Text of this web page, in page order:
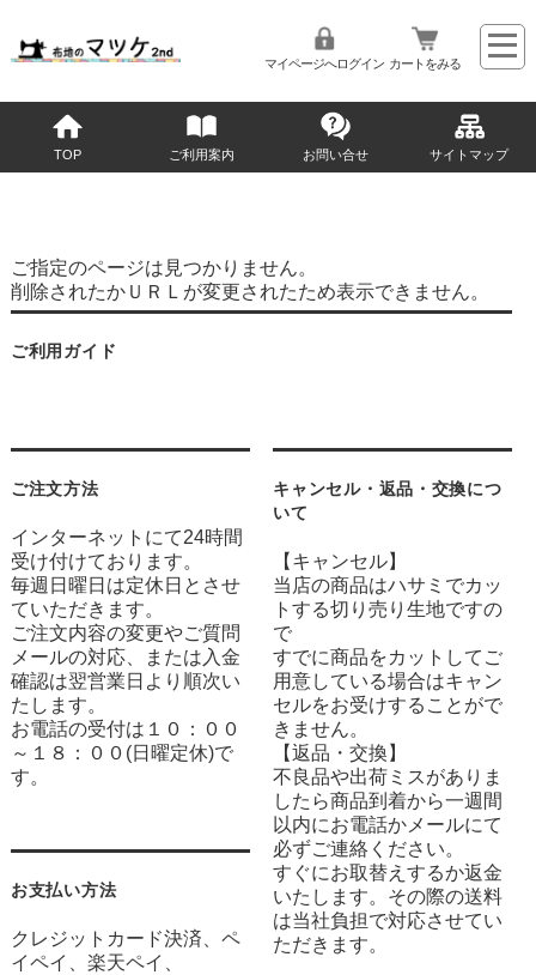
マイページへログイン カートをみる
TOP ご利用案内 お問い合せ サイトマップ
ご指定のページは見つかりません。
削除されたかＵＲＬが変更されたため表示できません。
ご利用ガイド
ご注文方法
インターネットにて24時間
受け付けております。
毎週日曜日は定休日とさせ
ていただきます。
ご注文内容の変更やご質問
メールの対応、または入金
確認は翌営業日より順次い
たします。
お電話の受付は１０：００
～１８：００(日曜定休)で
す。
お支払い方法
クレジットカード決済、ペ
イペイ、楽天ペイ、
キャンセル・返品・交換につ
いて
【キャンセル】
当店の商品はハサミでカッ
トする切り売り生地ですの
で
すでに商品をカットしてご
用意している場合はキャン
セルをお受けすることがで
きません。
【返品・交換】
不良品や出荷ミスがありま
したら商品到着から一週間
以内にお電話かメールにて
必ずご連絡ください。
すぐにお取替えするか返金
いたします。その際の送料
は当社負担で対応させてい
ただきます。